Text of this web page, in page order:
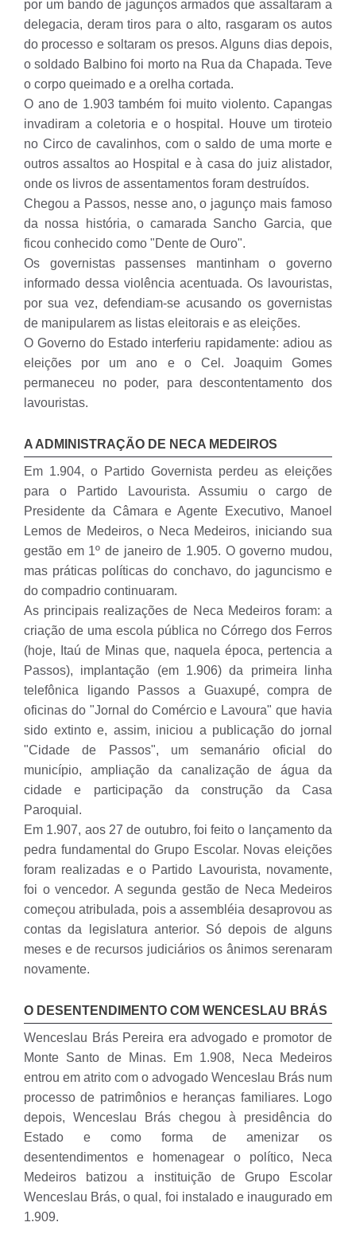
por um bando de jagunços armados que assaltaram a
delegacia, deram tiros para o alto, rasgaram os autos
do processo e soltaram os presos. Alguns dias depois,
o soldado Balbino foi morto na Rua da Chapada. Teve
o corpo queimado e a orelha cortada.
O ano de 1.903 também foi muito violento. Capangas
invadiram a coletoria e o hospital. Houve um tiroteio
no Circo de cavalinhos, com o saldo de uma morte e
outros assaltos ao Hospital e à casa do juiz alistador,
onde os livros de assentamentos foram destruídos.
Chegou a Passos, nesse ano, o jagunço mais famoso
da nossa história, o camarada Sancho Garcia, que
ficou conhecido como "Dente de Ouro".
Os governistas passenses mantinham o governo
informado dessa violência acentuada. Os lavouristas,
por sua vez, defendiam-se acusando os governistas
de manipularem as listas eleitorais e as eleições.
O Governo do Estado interferiu rapidamente: adiou as
eleições por um ano e o Cel. Joaquim Gomes
permaneceu no poder, para descontentamento dos
lavouristas.
A ADMINISTRAÇÃO DE NECA MEDEIROS
Em 1.904, o Partido Governista perdeu as eleições
para o Partido Lavourista. Assumiu o cargo de
Presidente da Câmara e Agente Executivo, Manoel
Lemos de Medeiros, o Neca Medeiros, iniciando sua
gestão em 1º de janeiro de 1.905. O governo mudou,
mas práticas políticas do conchavo, do jaguncismo e
do compadrio continuaram.
As principais realizações de Neca Medeiros foram: a
criação de uma escola pública no Córrego dos Ferros
(hoje, Itaú de Minas que, naquela época, pertencia a
Passos), implantação (em 1.906) da primeira linha
telefônica ligando Passos a Guaxupé, compra de
oficinas do "Jornal do Comércio e Lavoura" que havia
sido extinto e, assim, iniciou a publicação do jornal
"Cidade de Passos", um semanário oficial do
município, ampliação da canalização de água da
cidade e participação da construção da Casa
Paroquial.
Em 1.907, aos 27 de outubro, foi feito o lançamento da
pedra fundamental do Grupo Escolar. Novas eleições
foram realizadas e o Partido Lavourista, novamente,
foi o vencedor. A segunda gestão de Neca Medeiros
começou atribulada, pois a assembléia desaprovou as
contas da legislatura anterior. Só depois de alguns
meses e de recursos judiciários os ânimos serenaram
novamente.
O DESENTENDIMENTO COM WENCESLAU BRÁS
Wenceslau Brás Pereira era advogado e promotor de
Monte Santo de Minas. Em 1.908, Neca Medeiros
entrou em atrito com o advogado Wenceslau Brás num
processo de patrimônios e heranças familiares. Logo
depois, Wenceslau Brás chegou à presidência do
Estado e como forma de amenizar os
desentendimentos e homenagear o político, Neca
Medeiros batizou a instituição de Grupo Escolar
Wenceslau Brás, o qual, foi instalado e inaugurado em
1.909.